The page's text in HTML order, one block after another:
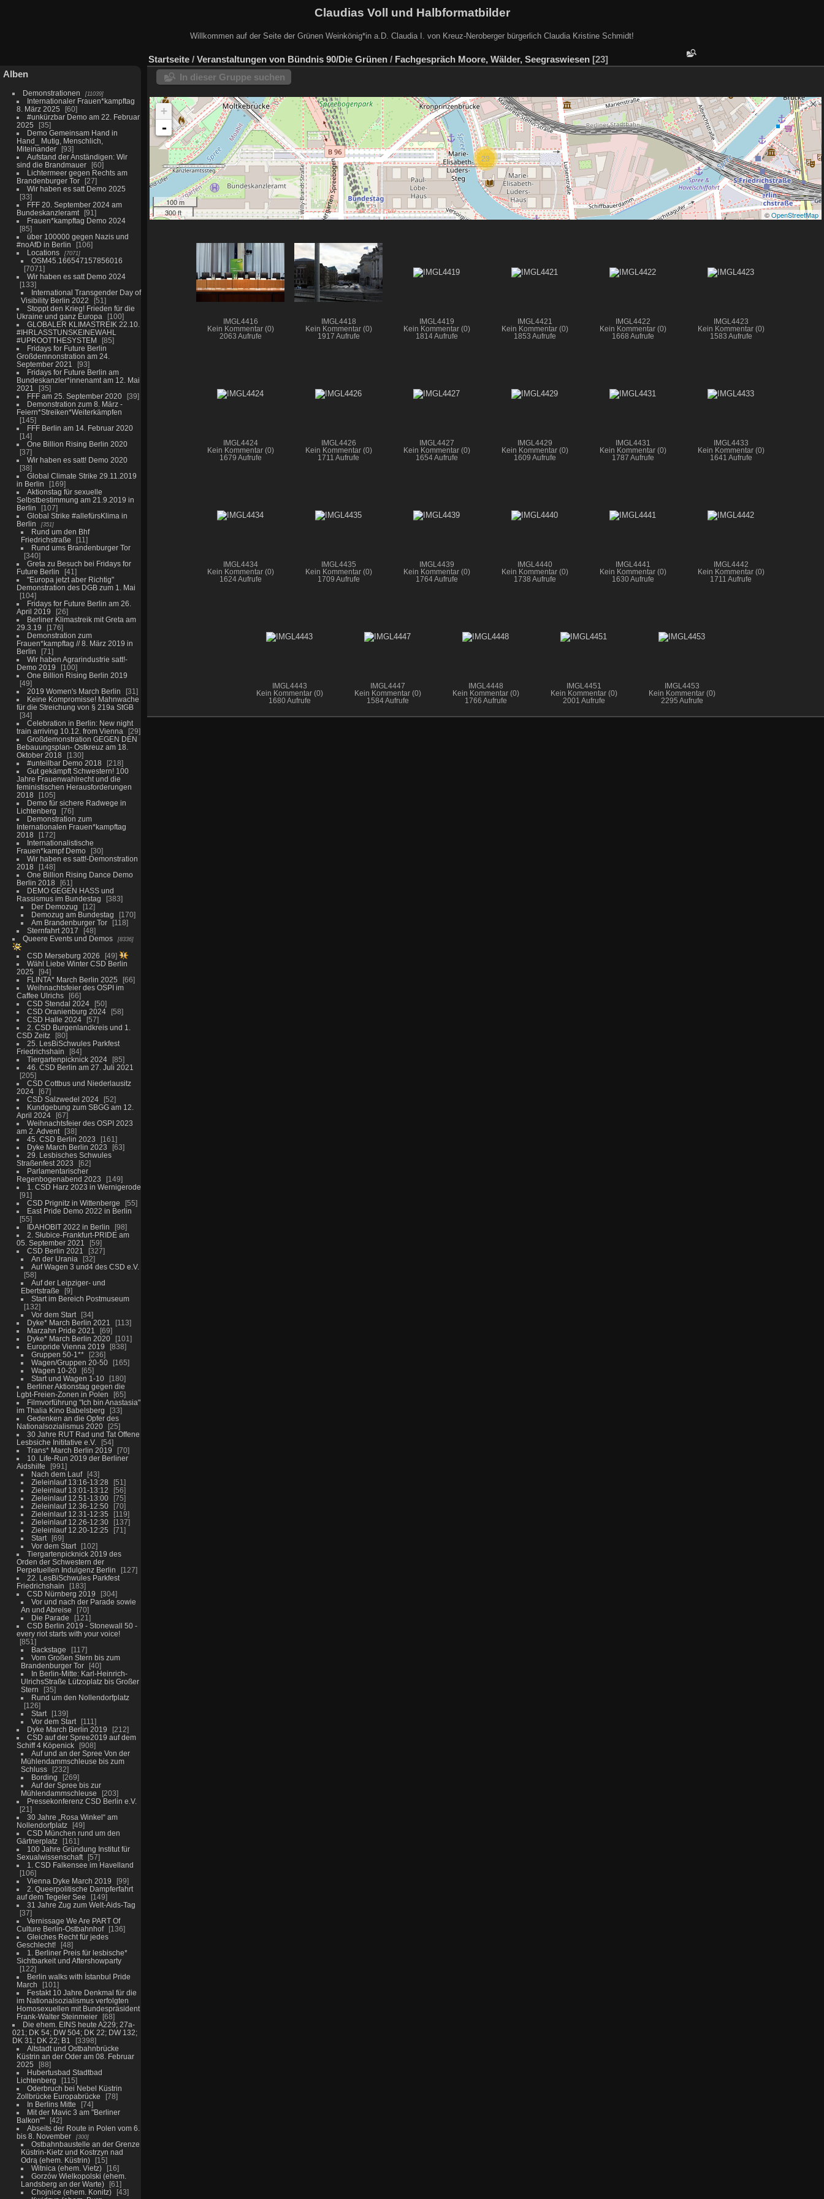
Claudias Voll und Halbformatbilder
Willkommen auf der Seite der Grünen Weinkönig*in a.D. Claudia I. von Kreuz-Neroberger bürgerlich Claudia Kristine Schmidt!
Alben
Demonstrationen 11039
Internationaler Frauen*kampftag
8. März 2025
60
#unkürzbar Demo am 22. Februar
2025
35
Demo Gemeinsam Hand in
Hand_ Mutig, Menschlich,
Miteinander
93
Aufstand der Anständigen: Wir
sind die Brandmauer
60
Lichtermeer gegen Rechts am
Brandenburger Tor
27
Wir haben es satt Demo 2025
33
FFF 20. September 2024 am
Bundeskanzleramt
91
Frauen*kampftag Demo 2024
85
über 100000 gegen Nazis und
#noAfD in Berlin
106
Locations
7071
OSM45.166547157856016
7071
Wir haben es satt Demo 2024
133
International Transgender Day of
Visibility Berlin 2022
51
Stoppt den Krieg! Frieden für die
Ukraine und ganz Europa
100
GLOBALER KLIMASTREIK 22.10.
#IHRLASSTUNSKEINEWAHL
#UPROOTTHESYSTEM
85
Fridays for Future Berlin
Großdemnonstration am 24.
September 2021
93
Fridays for Future Berlin am
Bundeskanzler*innenamt am 12. Mai
2021
35
FFF am 25. September 2020
39
Demonstration zum 8. März -
Feiern*Streiken*Weiterkämpfen
145
FFF Berlin am 14. Februar 2020
14
One Billion Rising Berlin 2020
37
Wir haben es satt! Demo 2020
38
Global Climate Strike 29.11.2019
in Berlin
169
Aktionstag für sexuelle
Selbstbestimmung am 21.9.2019 in
Berlin
107
Global Strike #allefürsKlima in
Berlin
351
Rund um den Bhf
Friedrichstraße
11
Rund ums Brandenburger Tor
340
Greta zu Besuch bei Fridays for
Future Berlin
41
"Europa jetzt aber Richtig"
Demonstration des DGB zum 1. Mai
104
Fridays for Future Berlin am 26.
April 2019
26
Berliner Klimastreik mit Greta am
29.3.19
176
Demonstration zum
Frauen*kampftag // 8. März 2019 in
Berlin
71
Wir haben Agrarindustrie satt!-
Demo 2019
100
One Billion Rising Berlin 2019
49
2019 Women's March Berlin
31
Keine Kompromisse! Mahnwache
für die Streichung von § 219a StGB
34
Celebration in Berlin: New night
train arriving 10.12. from Vienna
29
Großdemonstration GEGEN DEN
Bebauungsplan- Ostkreuz am 18.
Oktober 2018
130
#unteilbar Demo 2018
218
Gut gekämpft Schwestern! 100
Jahre Frauenwahlrecht und die
feministischen Herausforderungen
2018
105
Demo für sichere Radwege in
Lichtenberg
76
Demonstration zum
Internationalen Frauen*kampftag
2018
172
Internationalistische
Frauen*kampf Demo
30
Wir haben es satt!-Demonstration
2018
148
One Billion Rising Dance Demo
Berlin 2018
61
DEMO GEGEN HASS und
Rassismus im Bundestag
383
Der Demozug
12
Demozug am Bundestag
170
Am Brandenburger Tor
118
Sternfahrt 2017
48
Queere Events und Demos
8336
CSD Merseburg 2026
49
Wähl Liebe Winter CSD Berlin
2025
94
FLINTA* March Berlin 2025
66
Weihnachtsfeier des OSPI im
Caffee Ulrichs
66
CSD Stendal 2024
50
CSD Oranienburg 2024
58
CSD Halle 2024
57
2. CSD Burgenlandkreis und 1.
CSD Zeitz
80
25. LesBiSchwules Parkfest
Friedrichshain
84
Tiergartenpicknick 2024
85
46. CSD Berlin am 27. Juli 2021
205
CSD Cottbus und Niederlausitz
2024
67
CSD Salzwedel 2024
52
Kundgebung zum SBGG am 12.
April 2024
67
Weihnachtsfeier des OSPI 2023
am 2. Advent
38
45. CSD Berlin 2023
161
Dyke March Berlin 2023
63
29. Lesbisches Schwules
Straßenfest 2023
62
Parlamentarischer
Regenbogenabend 2023
149
1. CSD Harz 2023 in Wernigerode
91
CSD Prignitz in Wittenberge
55
East Pride Demo 2022 in Berlin
55
IDAHOBIT 2022 in Berlin
98
2. Słubice-Frankfurt-PRIDE am
05. September 2021
59
CSD Berlin 2021
327
An der Urania
32
Auf Wagen 3 und4 des CSD e.V.
58
Auf der Leipziger- und
Ebertstraße
9
Start im Bereich Postmuseum
132
Vor dem Start
34
Dyke* March Berlin 2021
113
Marzahn Pride 2021
69
Dyke* March Berlin 2020
101
Europride Vienna 2019
838
Gruppen 50-1**
236
Wagen/Gruppen 20-50
165
Wagen 10-20
65
Start und Wagen 1-10
180
Berliner Aktionstag gegen die
Lgbt-Freien-Zonen in Polen
65
Filmvorführung "Ich bin Anastasia"
im Thalia Kino Babelsberg
33
Gedenken an die Opfer des
Nationalsozialismus 2020
25
30 Jahre RUT Rad und Tat Offene
Lesbsiche Inititative e.V.
54
Trans* March Berlin 2019
70
10. Life-Run 2019 der Berliner
Aidshilfe
991
Nach dem Lauf
43
Zieleinlauf 13:16-13:28
51
Zieleinlauf 13:01-13:12
56
Zieleinlauf 12.51-13:00
75
Zieleinlauf 12.36-12:50
70
Zieleinlauf 12.31-12:35
119
Zieleinlauf 12.26-12:30
137
Zieleinlauf 12.20-12:25
71
Start
69
Vor dem Start
102
Tiergartenpicknick 2019 des
Orden der Schwestern der
Perpetuellen Indulgenz Berlin
127
22. LesBiSchwules Parkfest
Friedrichshain
183
CSD Nürnberg 2019
304
Vor und nach der Parade sowie
An und Abreise
70
Die Parade
121
CSD Berlin 2019 - Stonewall 50 -
every riot starts with your voice!
851
Backstage
117
Vom Großen Stern bis zum
Brandenburger Tor
40
In Berlin-Mitte: Karl-Heinrich-
UlrichsStraße Lützoplatz bis Großer
Stern
35
Rund um den Nollendorfplatz
126
Start
139
Vor dem Start
111
Dyke March Berlin 2019
212
CSD auf der Spree2019 auf dem
Schiff 4 Köpenick
908
Auf und an der Spree Von der
Mühlendammschleuse bis zum
Schluss
232
Bording
269
Auf der Spree bis zur
Mühlendammschleuse
203
Pressekonferenz CSD Berlin e.V.
21
30 Jahre „Rosa Winkel“ am
Nollendorfplatz
49
CSD München rund um den
Gärtnerplatz
161
100 Jahre Gründung Institut für
Sexualwissenschaft
57
1. CSD Falkensee im Havelland
106
Vienna Dyke March 2019
99
2. Queerpolitische Dampferfahrt
auf dem Tegeler See
149
31 Jahre Zug zum Welt-Aids-Tag
37
Vernissage We Are PART Of
Culture Berlin-Ostbahnhof
136
Gleiches Recht für jedes
Geschlecht!
48
1. Berliner Preis für lesbische*
Sichtbarkeit und Aftershowparty
122
Berlin walks with İstanbul Pride
March
101
Festakt 10 Jahre Denkmal für die
im Nationalsozialismus verfolgten
Homosexuellen mit Bundespräsident
Frank-Walter Steinmeier
68
Die ehem. EINS heute A229; 27a-
021; DK 54; DW 504; DK 22; DW 132;
DK 31; DK 22; B1
3398
Altstadt und Ostbahnbrücke
Küstrin an der Oder am 08. Februar
2025
88
Hubertusbad Stadtbad
Lichtenberg
115
Oderbruch bei Nebel Küstrin
Zollbrücke Europabrücke
78
In Berlins Mitte
74
Mit der Mavic 3 am "Berliner
Balkon""
42
Abseits der Route in Polen vom 6.
bis 8. November
300
Ostbahnbaustelle an der Grenze
Küstrin-Kietz und Kostrzyn nad
Odrą (ehem. Küstrin)
15
Witnica (ehem. Vietz)
16
Gorzów Wielkopolski (ehem.
Landsberg an der Warte)
61
Chojnice (ehem. Konitz)
43
Startseite / Veranstaltungen von Bündnis 90/Die Grünen / Fachgespräch Moore, Wälder, Seegraswiesen 23
In dieser Gruppe suchen
23
+
-
100 m
300 ft
©OpenStreetMap
IMGL4416
Kein Kommentar (0)
2063 Aufrufe
IMGL4418
Kein Kommentar (0)
1917 Aufrufe
IMGL4419
Kein Kommentar (0)
1814 Aufrufe
IMGL4421
Kein Kommentar (0)
1853 Aufrufe
IMGL4422
Kein Kommentar (0)
1668 Aufrufe
IMGL4423
Kein Kommentar (0)
1583 Aufrufe
IMGL4424
Kein Kommentar (0)
1679 Aufrufe
IMGL4426
Kein Kommentar (0)
1711 Aufrufe
IMGL4427
Kein Kommentar (0)
1654 Aufrufe
IMGL4429
Kein Kommentar (0)
1609 Aufrufe
IMGL4431
Kein Kommentar (0)
1787 Aufrufe
IMGL4433
Kein Kommentar (0)
1641 Aufrufe
IMGL4434
Kein Kommentar (0)
1624 Aufrufe
IMGL4435
Kein Kommentar (0)
1709 Aufrufe
IMGL4439
Kein Kommentar (0)
1764 Aufrufe
IMGL4440
Kein Kommentar (0)
1738 Aufrufe
IMGL4441
Kein Kommentar (0)
1630 Aufrufe
IMGL4442
Kein Kommentar (0)
1711 Aufrufe
IMGL4443
Kein Kommentar (0)
1680 Aufrufe
IMGL4447
Kein Kommentar (0)
1584 Aufrufe
IMGL4448
Kein Kommentar (0)
1766 Aufrufe
IMGL4451
Kein Kommentar (0)
2001 Aufrufe
IMGL4453
Kein Kommentar (0)
2295 Aufrufe